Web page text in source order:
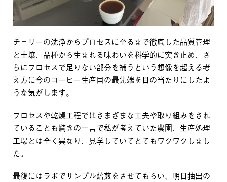
チェリーの洗浄からプロセスに至るまで徹底した品質管理
と土壌、品種から生まれる味わいを科学的に突き止め、さ
らにプロセスで足りない部分を補うという想像を超える考
え方に今のコーヒー生産国の最先端を目の当たりにしたよ
うな気がします。
プロセスや乾燥工程ではさまざまな工夫や取り組みをされ
ていることも驚きの一言で私が考えていた農園、生産処理
工場とは全く異なり、見学していてとてもワクワクしまし
た。
最後にはラボでサンプル焙煎をさせてもらい、明日抽出の